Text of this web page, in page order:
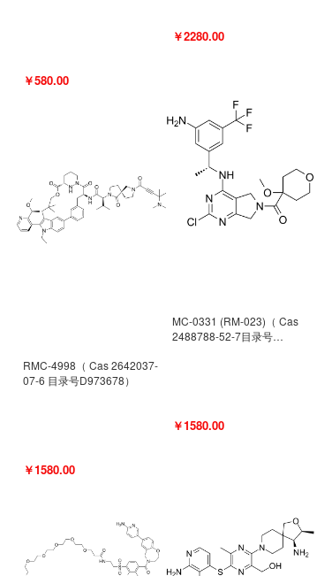
￥580.00
RMC-4998（ Cas 2642037-
07-6 目录号D973678）
￥1580.00
￥2280.00
MC-0331 (RM-023)（ Cas
2488788-52-7目录号
￥1580.00